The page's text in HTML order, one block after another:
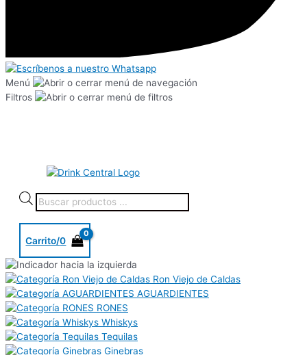
Menú
Filtros
Carrito/0
Ron Viejo de Caldas
AGUARDIENTES
RONES
Whiskys
Tequilas
Ginebras